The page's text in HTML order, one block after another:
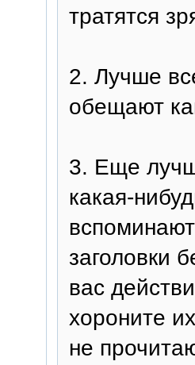
тратятся
2. Лучше
обещают
3. Еще
какая-
заголовки
вас
хороните
не